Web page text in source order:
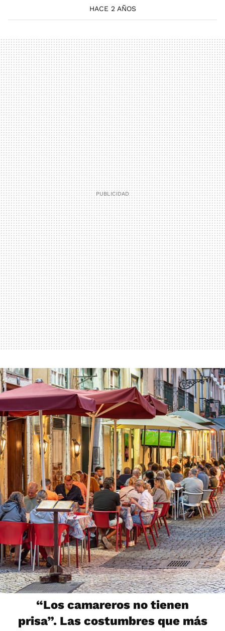
HACE 2 AÑOS
“Los camareros no tienen
prisa”. Las costumbres que más